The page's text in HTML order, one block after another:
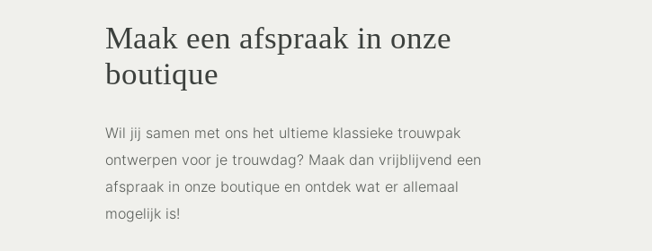
Maak een afspraak in onze
boutique
Wil jij samen met ons het ultieme klassieke trouwpak
ontwerpen voor je trouwdag? Maak dan vrijblijvend een
afspraak in onze boutique en ontdek wat er allemaal
mogelijk is!